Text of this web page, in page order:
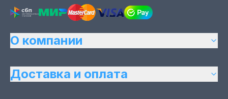
О компании
Доставка и оплата